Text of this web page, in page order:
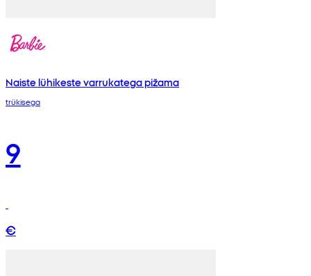
Naiste lühikeste varrukatega pižama
trükisega
9
€